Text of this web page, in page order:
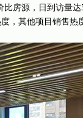
房源，日到访量
，其他项目销售热